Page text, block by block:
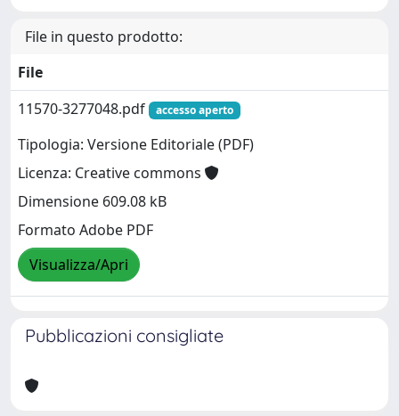
File in questo prodotto:
File
11570-3277048.pdf
accesso aperto
Tipologia: Versione Editoriale (PDF)
Licenza: Creative commons
Dimensione 609.08 kB
Formato Adobe PDF
Visualizza/Apri
Pubblicazioni consigliate